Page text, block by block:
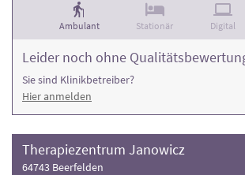
Ambulant Stationär Digital
Leider noch ohne
Sie sind Klinikbetreiber?
Hier anmelden
Therapiezentrum Janowicz
64743 Beerfelden